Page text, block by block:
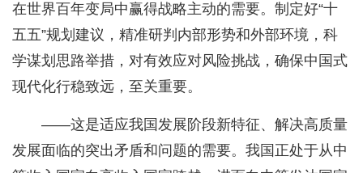
在世界百年变局中赢得战略主动的需要。制定好“十
五五”规划建议，精准研判内部形势和外部环境，科
学谋划思路举措，对有效应对风险挑战，确保中国式
现代化行稳致远，至关重要。
——这是适应我国发展阶段新特征、解决高质量
发展面临的突出矛盾和问题的需要。我国正处于从中